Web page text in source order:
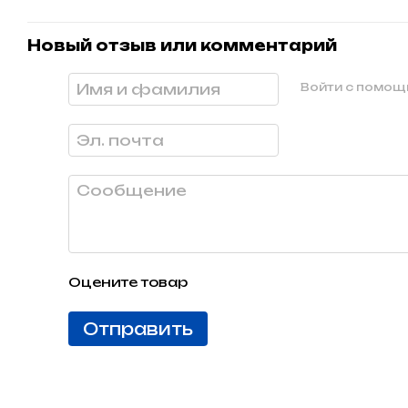
Новый отзыв или комментарий
Войти с
Оцените товар
Отправить